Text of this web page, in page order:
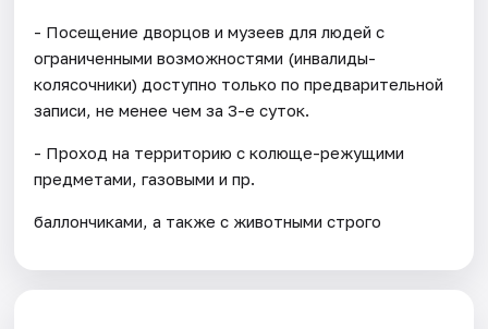
- Посещение дворцов и музеев для людей с
ограниченными возможностями (инвалиды-
колясочники) доступно только по предварительной
записи, не менее чем за 3-е суток.
- Проход на территорию с колюще-режущими
предметами, газовыми и пр.
баллончиками, а также с животными строго